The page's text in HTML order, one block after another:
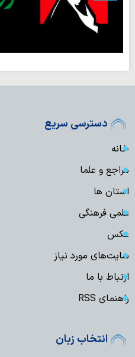
دسترسی سریع
خانه
مراجع و علما
استان ها
علمی فرهنگی
عکس
سایت‌های مورد نیاز
ارتباط با ما
راهنمای RSS
انتخاب زبان